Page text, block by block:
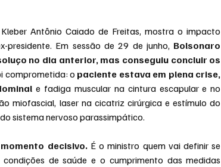
Antônio Caiado de Freitas, mostra o impacto
Em sessão de 29 de junho, Bolsonaro
no dia anterior, mas conseguiu concluir os
comprometida: o paciente estava em plena crise,
e fadiga muscular na cintura escapular e no
miofascial, laser na cicatriz cirúrgica e estímulo do
sistema nervoso parassimpático.
decisivo. É o ministro quem vai definir se
de saúde e o cumprimento das medidas